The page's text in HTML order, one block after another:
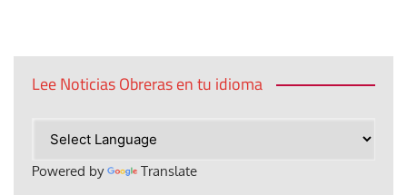
Lee Noticias Obreras en tu idioma
Powered by Translate